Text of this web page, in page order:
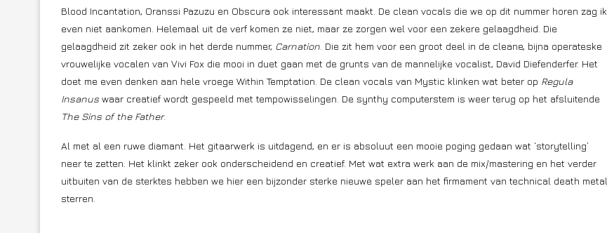
Blood Incantation, Oranssi Pazuzu en Obscura ook interessant maakt. De clean vocals die we op dit nummer horen zag ik
even niet aankomen. Helemaal uit de verf komen ze niet, maar ze zorgen wel voor een zekere gelaagdheid. Die
gelaagdheid zit zeker ook in het derde nummer, Carnation . Die zit hem voor een groot deel in de cleane, bijna operateske
vrouwelijke vocalen van Vivi Fox die mooi in duet gaan met de grunts van de mannelijke vocalist, David Diefenderfer. Het
doet me even denken aan hele vroege Within Temptation. De clean vocals van Mystic klinken wat beter op Regula
Insanus waar creatief wordt gespeeld met tempowisselingen. De synthy computerstem is weer terug op het afsluitende
The Sins of the Father.
Al met al een ruwe diamant. Het gitaarwerk is uitdagend, en er is absoluut een mooie poging gedaan wat ‘storytelling’
neer te zetten. Het klinkt zeker ook onderscheidend en creatief. Met wat extra werk aan de mix/mastering en het verder
uitbuiten van de sterktes hebben we hier een bijzonder sterke nieuwe speler aan het firmament van technical death metal
sterren.